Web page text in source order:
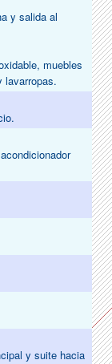
y salida al
muebles
lavarropas.
y suite hacia